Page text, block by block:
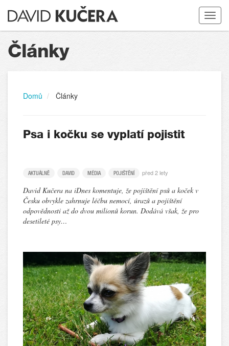
Toggle
Články
Domů Články
Psa i kočku se vyplatí pojistit
AKTUÁLNĚ DAVID MÉDIA POJIŠTĚNÍ před 2 lety
David Kučera na iDnes komentuje, že pojištění psů a koček v
Česku obvykle zahrnuje léčbu nemocí, úrazů a pojištění
odpovědnosti až do dvou milionů korun. Dodává však, že pro
desetileté psy…